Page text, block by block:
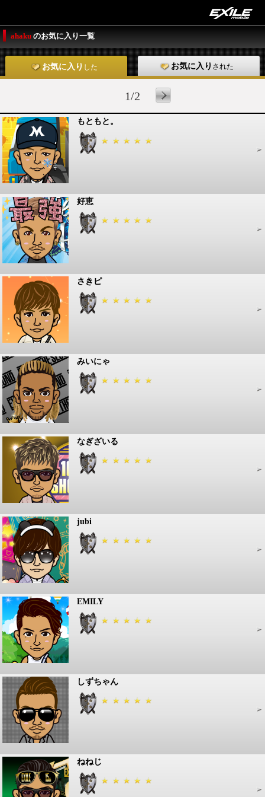
ahaku のお気に入り一覧
お気に入り した お気に入り された
1/2
もともと。
好恵
さきピ
みいにゃ
なぎざいる
jubi
EMILY
しずちゃん
ねねじ